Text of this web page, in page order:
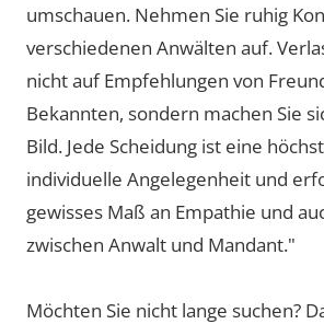
umschauen. Nehmen Sie ruhig
verschiedenen Anwälten auf.
nicht auf Empfehlungen von
Bekannten, sondern machen Sie
Bild. Jede Scheidung ist eine
individuelle Angelegenheit und
gewisses Maß an Empathie und
zwischen Anwalt und Mandant."
Möchten Sie nicht lange suchen?